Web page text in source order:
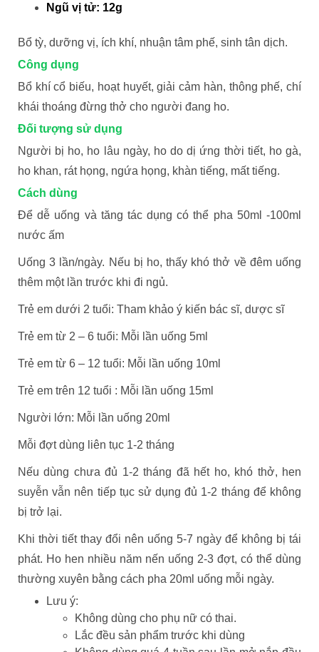
Ngũ vị tử: 12g
Bổ tỳ, dưỡng vị, ích khí, nhuận tâm phế, sinh tân dịch.
Công dụng
Bổ khí cổ biếu, hoạt huyết, giải cảm hàn, thông phế, chí
khái thoáng đừng thở cho người đang ho.
Đối tượng sử dụng
Người bị ho, ho lâu ngày, ho do dị ứng thời tiết, ho gà,
ho khan, rát họng, ngứa họng, khàn tiếng, mất tiếng.
Cách dùng
Để dễ uống và tăng tác dụng có thể pha 50ml -100ml
nước ấm
Uống 3 lần/ngày. Nếu bị ho, thấy khó thở về đêm uống
thêm một lần trước khi đi ngủ.
Trẻ em dưới 2 tuổi: Tham khảo ý kiến bác sĩ, dược sĩ
Trẻ em từ 2 – 6 tuổi: Mỗi lần uống 5ml
Trẻ em từ 6 – 12 tuổi: Mỗi lần uống 10ml
Trẻ em trên 12 tuổi : Mỗi lần uống 15ml
Người lớn: Mỗi lần uống 20ml
Mỗi đợt dùng liên tục 1-2 tháng
Nếu dùng chưa đủ 1-2 tháng đã hết ho, khó thở, hen
suyễn vẫn nên tiếp tục sử dụng đủ 1-2 tháng để không
bị trở lại.
Khi thời tiết thay đổi nên uống 5-7 ngày để không bị tái
phát. Ho hen nhiều năm nến uống 2-3 đợt, có thể dùng
thường xuyên bằng cách pha 20ml uống mỗi ngày.
Lưu ý:
Không dùng cho phụ nữ có thai.
Lắc đều sản phẩm trước khi dùng